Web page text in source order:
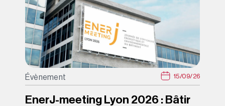
Évènement 15/09/26
EnerJ-meeting Lyon 2026 : Bâtir